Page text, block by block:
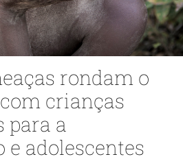
rondam o
crianças
para a
adolescentes